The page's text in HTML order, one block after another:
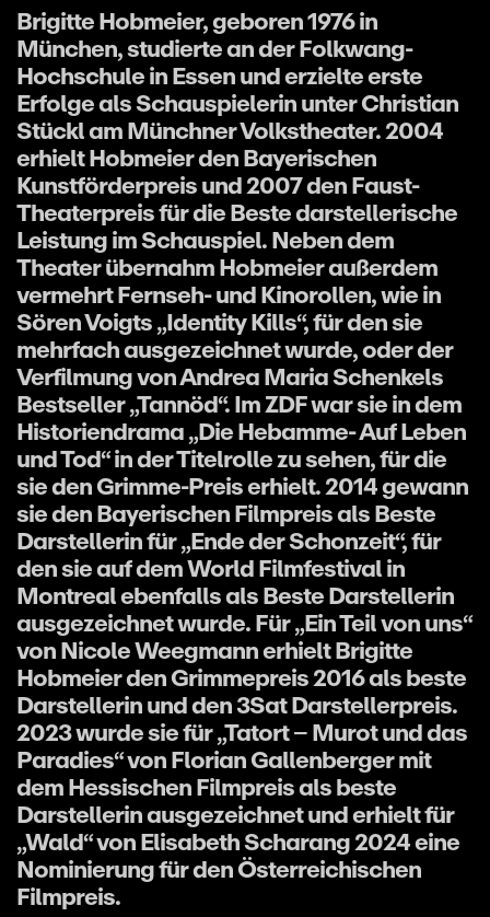
Brigitte Hobmeier, geboren 1976 in
München, studierte an der Folkwang-
Hochschule in Essen und erzielte erste
Erfolge als Schauspielerin unter Christian
Stückl am Münchner Volkstheater. 2004
erhielt Hobmeier den Bayerischen
Kunstförderpreis und 2007 den Faust-
Theaterpreis für die Beste darstellerische
Leistung im Schauspiel. Neben dem
Theater übernahm Hobmeier außerdem
vermehrt Fernseh- und Kinorollen, wie in
Sören Voigts „Identity Kills“, für den sie
mehrfach ausgezeichnet wurde, oder der
Verfilmung von Andrea Maria Schenkels
Bestseller „Tannöd“. Im ZDF war sie in dem
Historiendrama „Die Hebamme- Auf Leben
und Tod“ in der Titelrolle zu sehen, für die
sie den Grimme-Preis erhielt. 2014 gewann
sie den Bayerischen Filmpreis als Beste
Darstellerin für „Ende der Schonzeit“, für
den sie auf dem World Filmfestival in
Montreal ebenfalls als Beste Darstellerin
ausgezeichnet wurde. Für „Ein Teil von uns“
von Nicole Weegmann erhielt Brigitte
Hobmeier den Grimmepreis 2016 als beste
Darstellerin und den 3Sat Darstellerpreis.
2023 wurde sie für „Tatort – Murot und das
Paradies“ von Florian Gallenberger mit
dem Hessischen Filmpreis als beste
Darstellerin ausgezeichnet und erhielt für
„Wald“ von Elisabeth Scharang 2024 eine
Nominierung für den Österreichischen
Filmpreis.